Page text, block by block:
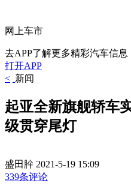
网上车市
去APP了解更多精彩汽车信息
打开APP
< 新闻
起亚全新旗舰轿车
级贯穿尾灯
盛田肸 2021-5-19 15:09
339条评论